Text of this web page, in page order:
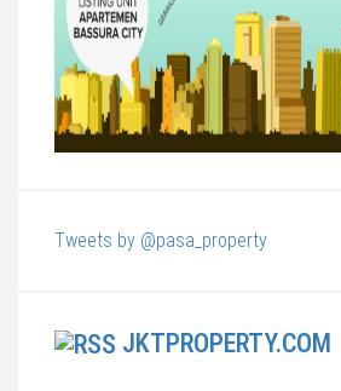
Tweets by @pasa_property
JKTPROPERTY.COM